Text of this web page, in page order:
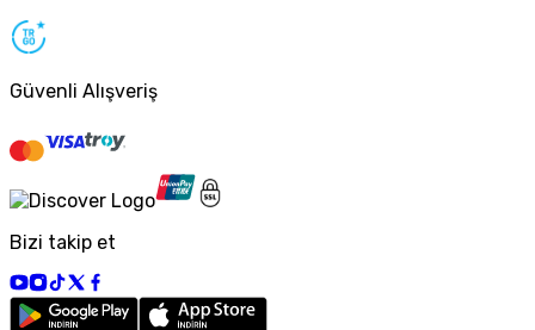
Güvenli Alışveriş
Bizi takip et